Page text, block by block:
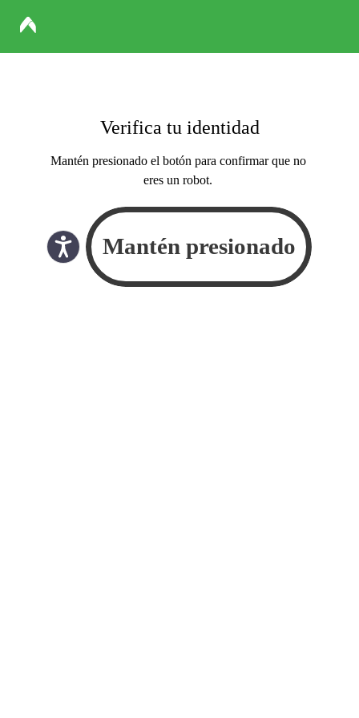
Verifica tu identidad
Mantén presionado el botón para confirmar que no
eres un robot.